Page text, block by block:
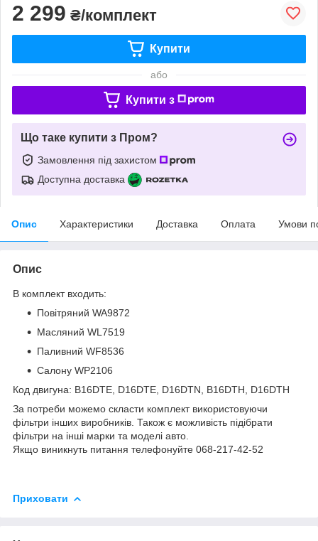
2 299 ₴/комплект
Купити
або
Купити з
Що таке купити з Пром?
Замовлення під захистом
Доступна доставка
Опис Характеристики Доставка Оплата Умови
Опис
В комплект входить:
Повітряний WA9872
Масляний WL7519
Паливний WF8536
Салону WP2106
Код двигуна: B16DTE, D16DTE, D16DTN, B16DTH, D16DTH
За потреби можемо скласти комплект використовуючи
фільтри інших виробників. Також є можливість підібрати
фільтри на інші марки та моделі авто.
Якщо виникнуть питання телефонуйте 068-217-42-52
Приховати